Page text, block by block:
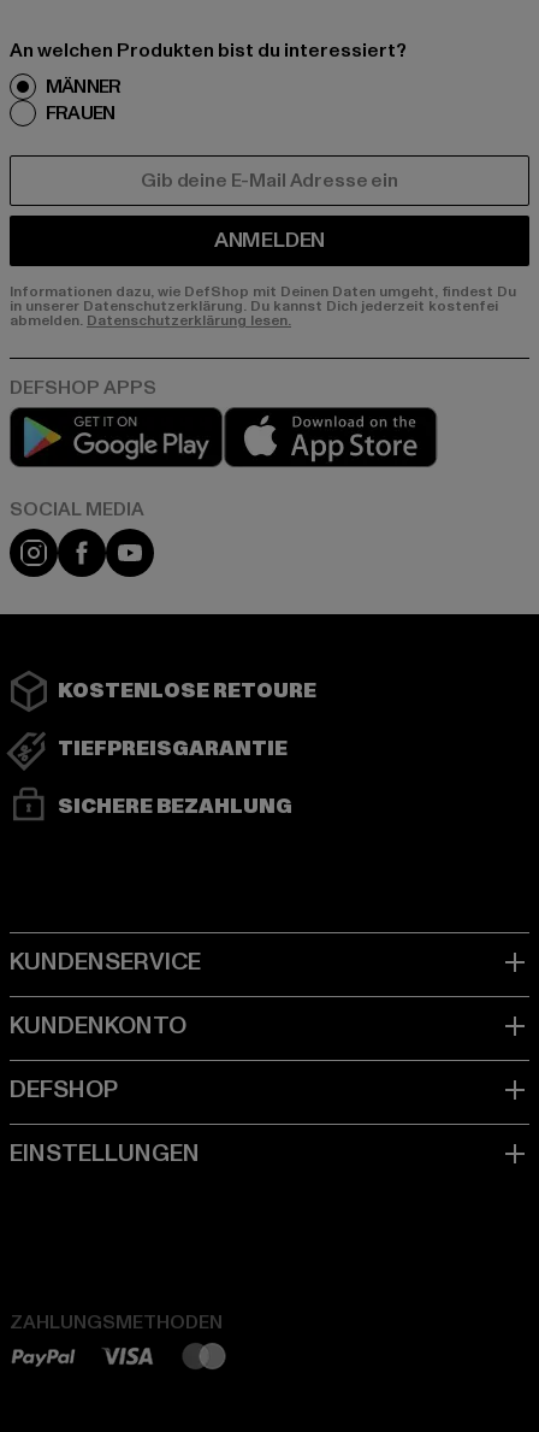
An welchen Produkten bist du interessiert?
MÄNNER
FRAUEN
ANMELDEN
Informationen dazu, wie DefShop mit Deinen Daten umgeht, findest Du
in unserer Datenschutzerklärung. Du kannst Dich jederzeit kostenfei
abmelden. Datenschutzerklärung lesen.
Play market
Instagram
FacebookYouTube
KOSTENLOSE RETOURE
TIEFPREISGARANTIE
SICHERE BEZAHLUNG
ZAHLUNGSMETHODEN